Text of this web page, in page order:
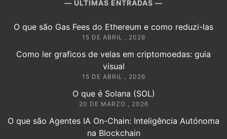
ÚLTIMAS ENTRADAS
O que são Gas Fees do Ethereum e como reduzi-las
15 DE ABRIL , 2026
Como ler graficos de velas em criptomoedas: guia
visual
15 DE ABRIL , 2026
O que é Solana (SOL)
20 DE MARZO , 2026
O que são Agentes IA On-Chain: Inteligência Autónoma
na Blockchain